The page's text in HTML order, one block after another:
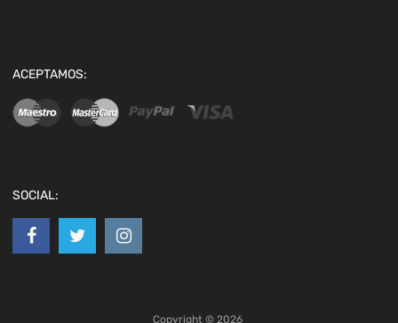
ACEPTAMOS:
SOCIAL:
Copyright © 2026